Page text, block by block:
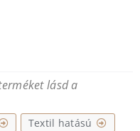
lásd a
Textil hatású